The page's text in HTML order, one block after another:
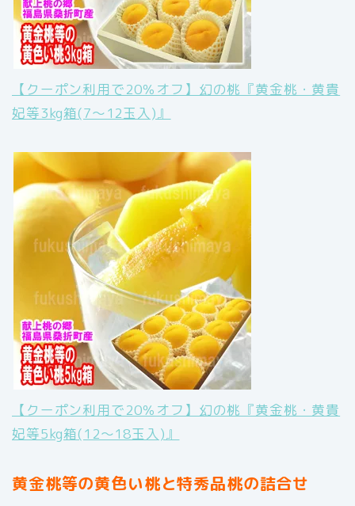
【クーポン利用で20％オフ】幻の桃『黄金桃・黄貴
妃等3kg箱(7〜12玉入)』
【クーポン利用で20％オフ】幻の桃『黄金桃・黄貴
妃等5kg箱(12〜18玉入)』
黄金桃等の黄色い桃と特秀品桃の詰合せ